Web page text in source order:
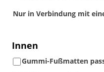
Nur in Verbindung mit
Innen
Gummi-Fußmatten